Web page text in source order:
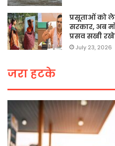
प्रसूताओं को
सरकार, अब
प्रसव सखी
July 23, 2026
जरा हटके